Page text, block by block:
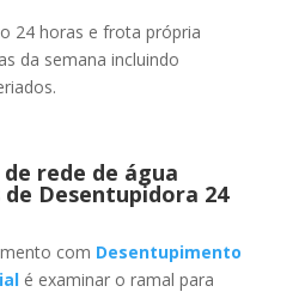
24 horas e frota própria
da semana incluindo
rede de água
Desentupidora 24
com Desentupimento
é examinar o ramal para